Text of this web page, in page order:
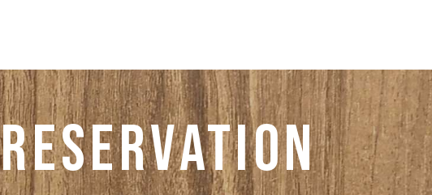
reservation